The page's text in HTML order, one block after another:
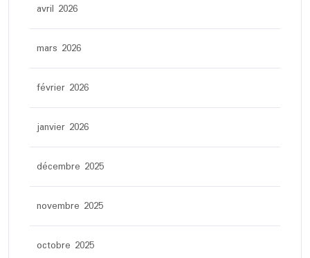
avril 2026
mars 2026
février 2026
janvier 2026
décembre 2025
novembre 2025
octobre 2025